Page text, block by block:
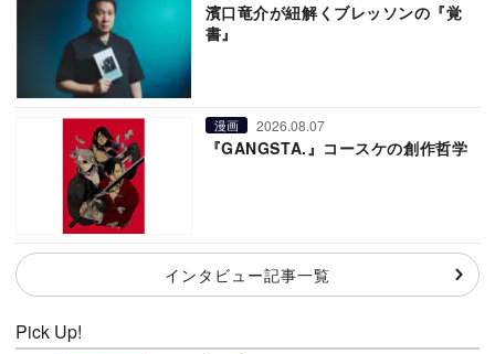
濱口竜介が紐解くブレッソンの『覚
書』
漫画 2026.08.07
『GANGSTA.』コースケの創作哲学
インタビュー記事一覧
Pick Up!